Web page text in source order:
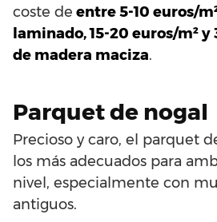
coste de entre 5-10 euros/
laminado, 15-20 euros/m² y
de madera maciza.
Parquet de nogal
Precioso y caro, el parquet
los más adecuados para
nivel, especialmente con
antiguos.